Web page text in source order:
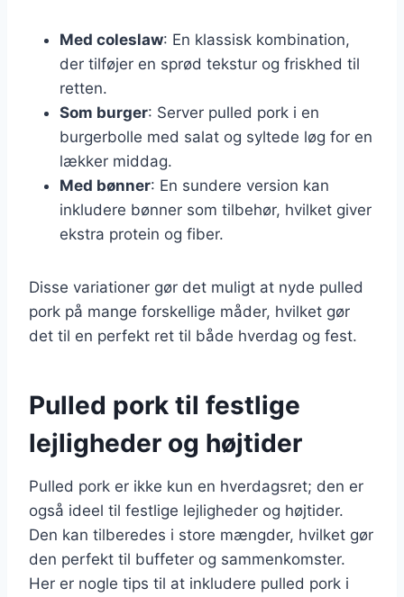
Med coleslaw: En klassisk kombination,
der tilføjer en sprød tekstur og friskhed til
retten.
Som burger: Server pulled pork i en
burgerbolle med salat og syltede løg for en
lækker middag.
Med bønner: En sundere version kan
inkludere bønner som tilbehør, hvilket giver
ekstra protein og fiber.
Disse variationer gør det muligt at nyde pulled
pork på mange forskellige måder, hvilket gør
det til en perfekt ret til både hverdag og fest.
Pulled pork til festlige
lejligheder og højtider
Pulled pork er ikke kun en hverdagsret; den er
også ideel til festlige lejligheder og højtider.
Den kan tilberedes i store mængder, hvilket gør
den perfekt til buffeter og sammenkomster.
Her er nogle tips til at inkludere pulled pork i